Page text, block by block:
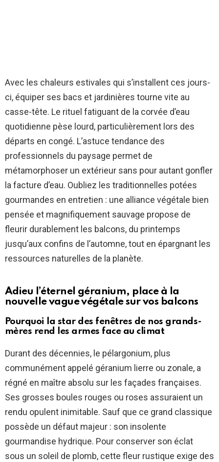
Avec les chaleurs estivales qui s’installent ces jours-
ci, équiper ses bacs et jardinières tourne vite au
casse-tête. Le rituel fatiguant de la corvée d’eau
quotidienne pèse lourd, particulièrement lors des
départs en congé. L’astuce tendance des
professionnels du paysage permet de
métamorphoser un extérieur sans pour autant gonfler
la facture d’eau. Oubliez les traditionnelles potées
gourmandes en entretien : une alliance végétale bien
pensée et magnifiquement sauvage propose de
fleurir durablement les balcons, du printemps
jusqu’aux confins de l’automne, tout en épargnant les
ressources naturelles de la planète.
Adieu l’éternel géranium, place à la
nouvelle vague végétale sur vos balcons
Pourquoi la star des fenêtres de nos grands-
mères rend les armes face au climat
Durant des décennies, le pélargonium, plus
communément appelé géranium lierre ou zonale, a
régné en maître absolu sur les façades françaises.
Ses grosses boules rouges ou roses assuraient un
rendu opulent inimitable. Sauf que ce grand classique
possède un défaut majeur : son insolente
gourmandise hydrique. Pour conserver son éclat
sous un soleil de plomb, cette fleur rustique exige des